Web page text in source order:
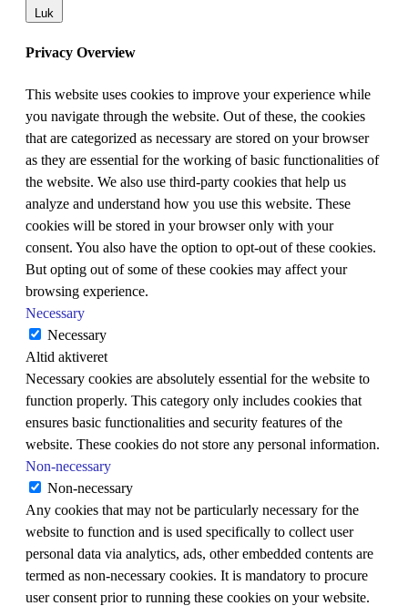
Luk
Privacy Overview
This website uses cookies to improve your experience while
you navigate through the website. Out of these, the cookies
that are categorized as necessary are stored on your browser
as they are essential for the working of basic functionalities of
the website. We also use third-party cookies that help us
analyze and understand how you use this website. These
cookies will be stored in your browser only with your
consent. You also have the option to opt-out of these cookies.
But opting out of some of these cookies may affect your
browsing experience.
Necessary
Necessary
Altid aktiveret
Necessary cookies are absolutely essential for the website to
function properly. This category only includes cookies that
ensures basic functionalities and security features of the
website. These cookies do not store any personal information.
Non-necessary
Non-necessary
Any cookies that may not be particularly necessary for the
website to function and is used specifically to collect user
personal data via analytics, ads, other embedded contents are
termed as non-necessary cookies. It is mandatory to procure
user consent prior to running these cookies on your website.